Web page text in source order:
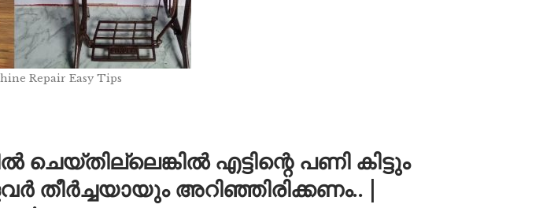
Repair Easy Tips
എട്ടിന്റെ പണി കിട്ടും
തീർച്ചയായും അറിഞ്ഞിരിക്കണം.. |